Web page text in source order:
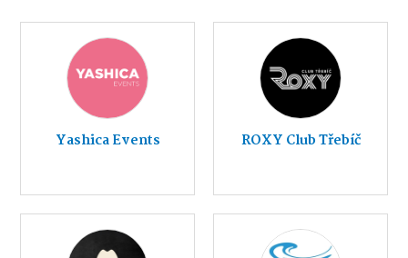
Yashica Events ROXY Club Třebíč